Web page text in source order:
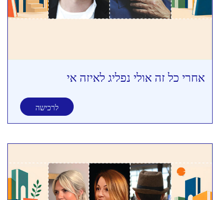
אחרי כל זה אולי נפליג לאיזה אי
לרכישה